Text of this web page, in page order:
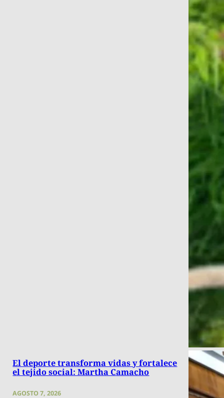
El deporte transforma vidas y fortalece
el tejido social: Martha Camacho
AGOSTO 7, 2026